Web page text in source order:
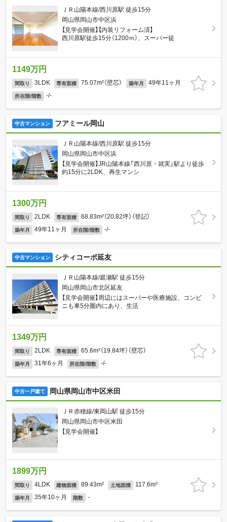
ＪＲ山陽本線/西川原駅 徒歩15分
岡山県岡山市中区浜
【見学会開催】【内装リフォーム済】
西川原駅徒歩15分（1200ｍ）、スーパー徒
1149万円
間取り 3LDK 専有面積 75.07m²（壁芯） 築年月 49年11ヶ月
所在階/階数 -/-
中古マンション フアミール岡山
ＪＲ山陽本線/西川原駅 徒歩15分
岡山県岡山市中区浜
【見学会開催】JR山陽本線「西川原・就実」駅より徒歩
約15分に2LDK、再生マンシ
1300万円
間取り 2LDK 専有面積 68.83m²（20.82坪）（登記）
築年月 49年11ヶ月 所在階/階数 -/-
中古マンション シティコーポ延友
ＪＲ山陽本線/庭瀬駅 徒歩15分
岡山県岡山市北区延友
【見学会開催】周辺にはスーパーや医療施設、コンビ
ニも車5分圏内にあり、生活
1349万円
間取り 2LDK 専有面積 65.6m²（19.84坪）（壁芯）
築年月 31年6ヶ月 所在階/階数 -/-
中古一戸建て 岡山県岡山市中区米田
ＪＲ赤穂線/東岡山駅 徒歩15分
岡山県岡山市中区米田
【見学会開催】
1899万円
間取り 4LDK 建物面積 89.43m² 土地面積 117.6m²
築年月 35年10ヶ月 階数 -